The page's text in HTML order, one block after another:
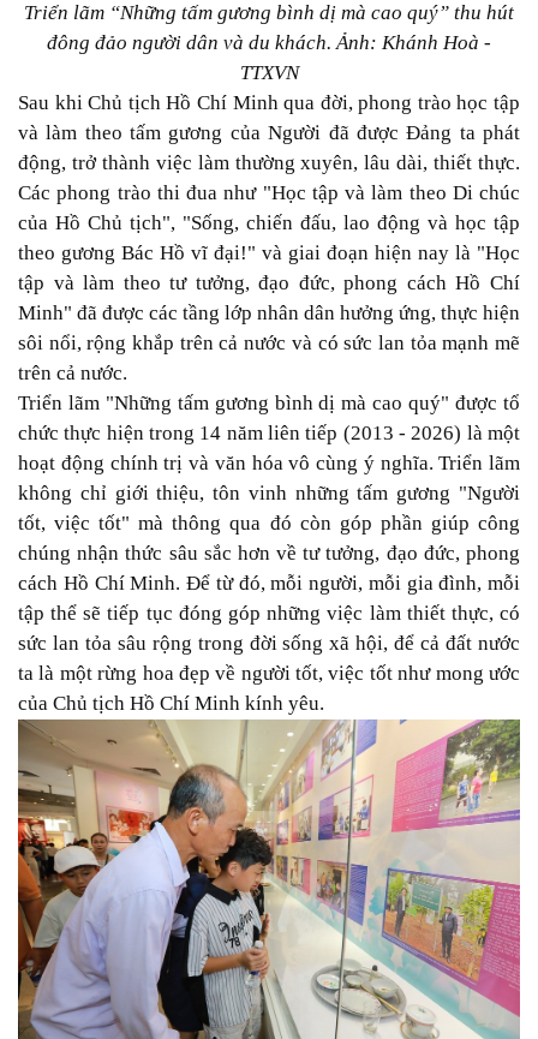
Triển lãm “Những tấm gương bình dị mà cao quý” thu hút
đông đảo người dân và du khách. Ảnh: Khánh Hoà -
TTXVN
Sau khi Chủ tịch Hồ Chí Minh qua đời, phong trào học tập
và làm theo tấm gương của Người đã được Đảng ta phát
động, trở thành việc làm thường xuyên, lâu dài, thiết thực.
Các phong trào thi đua như "Học tập và làm theo Di chúc
của Hồ Chủ tịch", "Sống, chiến đấu, lao động và học tập
theo gương Bác Hồ vĩ đại!" và giai đoạn hiện nay là "Học
tập và làm theo tư tưởng, đạo đức, phong cách Hồ Chí
Minh" đã được các tầng lớp nhân dân hưởng ứng, thực hiện
sôi nổi, rộng khắp trên cả nước và có sức lan tỏa mạnh mẽ
trên cả nước.
Triển lãm "Những tấm gương bình dị mà cao quý" được tổ
chức thực hiện trong 14 năm liên tiếp (2013 - 2026) là một
hoạt động chính trị và văn hóa vô cùng ý nghĩa. Triển lãm
không chỉ giới thiệu, tôn vinh những tấm gương "Người
tốt, việc tốt" mà thông qua đó còn góp phần giúp công
chúng nhận thức sâu sắc hơn về tư tưởng, đạo đức, phong
cách Hồ Chí Minh. Để từ đó, mỗi người, mỗi gia đình, mỗi
tập thể sẽ tiếp tục đóng góp những việc làm thiết thực, có
sức lan tỏa sâu rộng trong đời sống xã hội, để cả đất nước
ta là một rừng hoa đẹp về người tốt, việc tốt như mong ước
của Chủ tịch Hồ Chí Minh kính yêu.